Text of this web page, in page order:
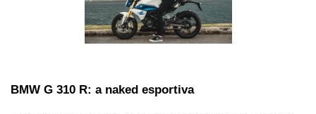
BMW G 310 R: a naked esportiva